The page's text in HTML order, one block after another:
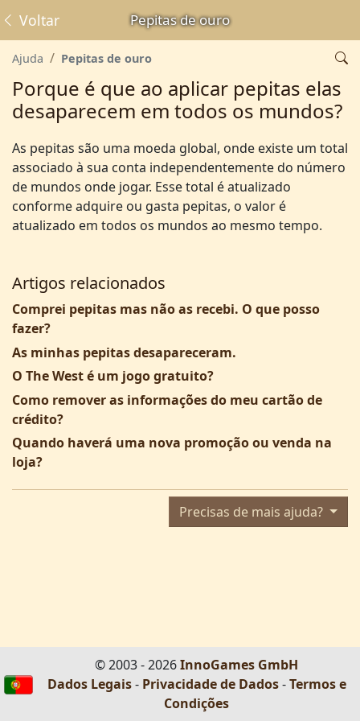
Pepitas de ouro
Voltar
Ajuda Pepitas de ouro
Porque é que ao aplicar pepitas elas
desaparecem em todos os mundos?
As pepitas são uma moeda global, onde existe um total
associado à sua conta independentemente do número
de mundos onde jogar. Esse total é atualizado
conforme adquire ou gasta pepitas, o valor é
atualizado em todos os mundos ao mesmo tempo.
Artigos relacionados
Comprei pepitas mas não as recebi. O que posso
fazer?
As minhas pepitas desapareceram.
O The West é um jogo gratuito?
Como remover as informações do meu cartão de
crédito?
Quando haverá uma nova promoção ou venda na
loja?
Precisas de mais ajuda?
© 2003 - 2026InnoGames GmbH
Dados Legais- Privacidade de Dados-Termos e
Condições